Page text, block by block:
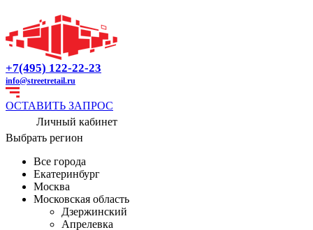
+7(495) 122-22-23
info@streetretail.ru
ОСТАВИТЬ ЗАПРОС
Личный кабинет
Выбрать регион
Все города
Екатеринбург
Москва
Московская область
Дзержинский
Апрелевка